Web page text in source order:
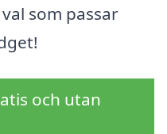
som passar
och utan